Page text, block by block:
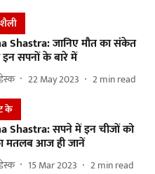
Shastra: जानिए मौत का संकेत
सपनों के बारे में
22 May 2023 2min read
के
Shastra: सपने में इन चीजों को
मतलब आज ही जानें
15 Mar 2023 2min read